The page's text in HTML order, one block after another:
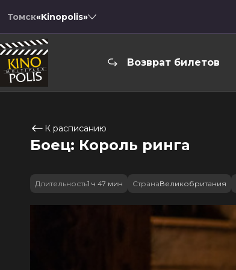
Томск«Kinopolis»
Возврат билетов
К расписанию
Боец: Король ринга
Длительность1 ч 47 мин СтранаВеликобритания